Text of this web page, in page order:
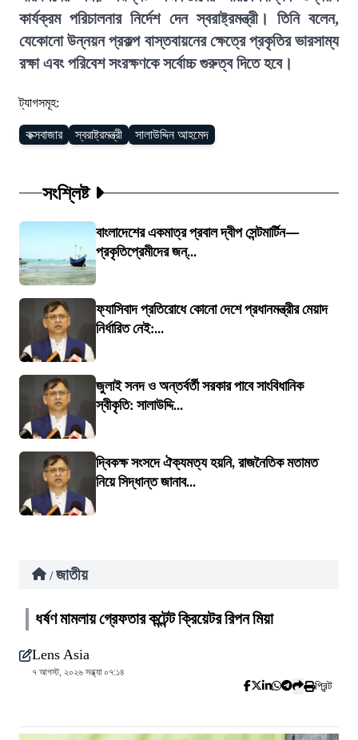
কার্যক্রম পরিচালনার নির্দেশ দেন স্বরাষ্ট্রমন্ত্রী। তিনি বলেন,
যেকোনো উন্নয়ন প্রকল্প বাস্তবায়নের ক্ষেত্রে প্রকৃতির ভারসাম্য
রক্ষা এবং পরিবেশ সংরক্ষণকে সর্বোচ্চ গুরুত্ব দিতে হবে।
ট্যাগসমূহ:
কক্সবাজার স্বরাষ্ট্রমন্ত্রী সালাউদ্দিন আহমেদ
সংশ্লিষ্ট
বাংলাদেশের একমাত্র প্রবাল দ্বীপ সেন্টমার্টিন—
প্রকৃতিপ্রেমীদের জন্...
ফ্যাসিবাদ প্রতিরোধে কোনো দেশে প্রধানমন্ত্রীর মেয়াদ
নির্ধারিত নেই:...
জুলাই সনদ ও অন্তর্বর্তী সরকার পাবে সাংবিধানিক
স্বীকৃতি: সালাউদ্দি...
দ্বিকক্ষ সংসদে ঐক্যমত্য হয়নি, রাজনৈতিক মতামত
নিয়ে সিদ্ধান্ত জানাব...
/ জাতীয়
ধর্ষণ মামলায় গ্রেফতার কন্টেন্ট ক্রিয়েটর রিপন মিয়া
Lens Asia
৭ আগস্ট, ২০২৬ সন্ধ্যা ০৭:১৪
প্রিন্ট